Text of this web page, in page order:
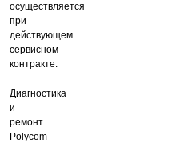
осуществляется
при
действующем
сервисном
контракте.
Диагностика
и
ремонт
Polycom